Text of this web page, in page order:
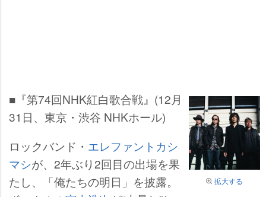
拡大する
■『第74回NHK紅白歌合戦』(12月
31日、東京・渋谷 NHKホール)
ロックバンド・ エレファントカシ
マシが、2年ぶり2回目の出場を果
たし、「俺たちの明日」を披露。